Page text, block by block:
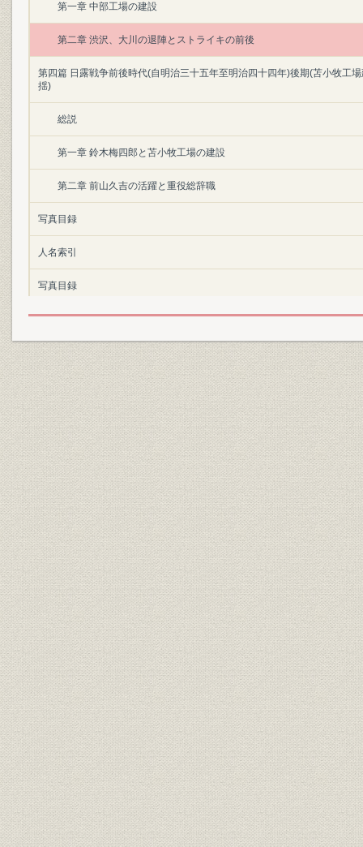
第一章 中部工場の建設
第二章 渋沢、大川の退陣とストライキの前後
第四篇 日露戦争前後時代(自明治三十五年至明治四十四年)後期(苫小牧工
揺)
総説
第一章 鈴木梅四郎と苫小牧工場の建設
第二章 前山久吉の活躍と重役総辞職
写真目録
人名索引
写真目録